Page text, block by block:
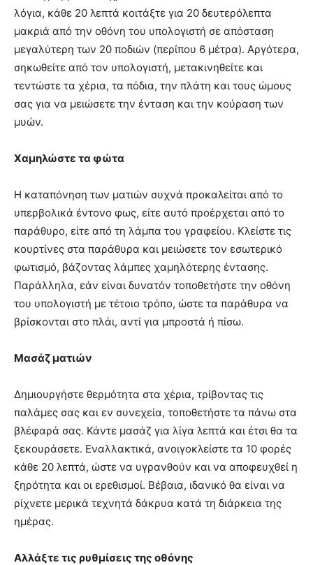
λόγια, κάθε 20 λεπτά κοιτάξτε για 20 δευτερόλεπτα
μακριά από την οθόνη του υπολογιστή σε απόσταση
μεγαλύτερη των 20 ποδιών (περίπου 6 μέτρα). Αργότερα,
σηκωθείτε από τον υπολογιστή, μετακινηθείτε και
τεντώστε τα χέρια, τα πόδια, την πλάτη και τους ώμους
σας για να μειώσετε την ένταση και την κούραση των
μυών.
Χαμηλώστε τα φώτα
Η καταπόνηση των ματιών συχνά προκαλείται από το
υπερβολικά έντονο φως, είτε αυτό προέρχεται από το
παράθυρο, είτε από τη λάμπα του γραφείου. Κλείστε τις
κουρτίνες στα παράθυρα και μειώσετε τον εσωτερικό
φωτισμό, βάζοντας λάμπες χαμηλότερης έντασης.
Παράλληλα, εάν είναι δυνατόν τοποθετήστε την οθόνη
του υπολογιστή με τέτοιο τρόπο, ώστε τα παράθυρα να
βρίσκονται στο πλάι, αντί για μπροστά ή πίσω.
Μασάζ ματιών
Δημιουργήστε θερμότητα στα χέρια, τρίβοντας τις
παλάμες σας και εν συνεχεία, τοποθετήστε τα πάνω στα
βλέφαρά σας. Κάντε μασάζ για λίγα λεπτά και έτσι θα τα
ξεκουράσετε. Εναλλακτικά, ανοιγοκλείστε τα 10 φορές
κάθε 20 λεπτά, ώστε να υγρανθούν και να αποφευχθεί η
ξηρότητα και οι ερεθισμοί. Βέβαια, ιδανικό θα είναι να
ρίχνετε μερικά τεχνητά δάκρυα κατά τη διάρκεια της
ημέρας.
Αλλάξτε τις ρυθμίσεις της οθόνης